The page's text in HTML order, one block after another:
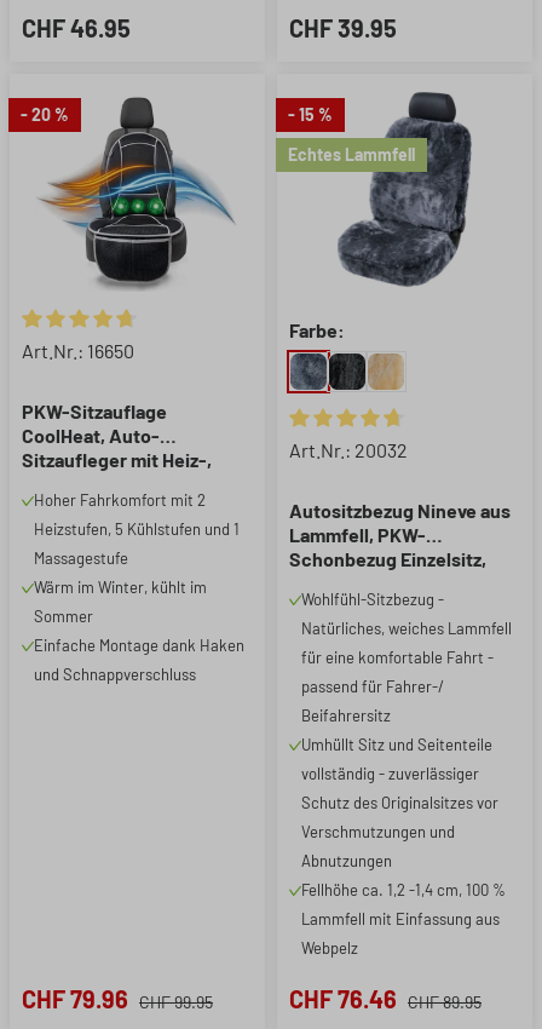
CHF 46.95 CHF 39.95
- 20 %
Durchschnittliche Bewertung von 4.74 von 5 Sternen
Art.Nr.: 16650
PKW-Sitzauflage
CoolHeat, Auto-
Sitzaufleger mit Heiz-,
Massagefunktion schwarz,
1 Stück
Hoher Fahrkomfort mit 2
Heizstufen, 5 Kühlstufen und 1
Massagestufe
Wärm im Winter, kühlt im
Sommer
Einfache Montage dank Haken
und Schnappverschluss
CHF 79.96 CHF 99.95
- 15 %
Echtes Lammfell
Farbe:
Durchschnittliche Bewertung
Art.Nr.: 20032
Autositzbezug Nineve aus
Lammfell, PKW-
Schonbezug Einzelsitz,
Reißverschluss anthrazit, 1
Stück
Wohlfühl-Sitzbezug -
Natürliches, weiches Lammfell
für eine komfortable Fahrt -
passend für Fahrer-/
Beifahrersitz
Umhüllt Sitz und Seitenteile
vollständig - zuverlässiger
Schutz des Originalsitzes vor
Verschmutzungen und
Abnutzungen
Fellhöhe ca. 1,2 -1,4 cm, 100 %
Lammfell mit Einfassung aus
Webpelz
CHF 76.46 CHF 89.95